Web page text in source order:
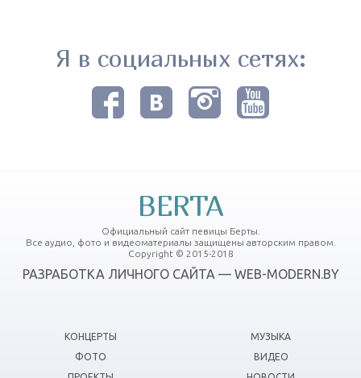
Я в социальных сетях:
BERTA
Официальный сайт певицы Берты.
Все аудио, фото и видеоматериалы защищены авторским правом.
Copyright © 2015-2018
РАЗРАБОТКА ЛИЧНОГО САЙТА — WEB-MODERN.BY
КОНЦЕРТЫ
ФОТО
МУЗЫКА
ВИДЕО